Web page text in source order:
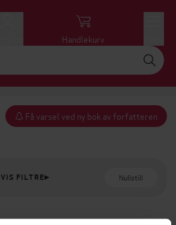
Handlekurv
Få varsel ved ny bok av forfatteren
VIS FILTRE Nullstill